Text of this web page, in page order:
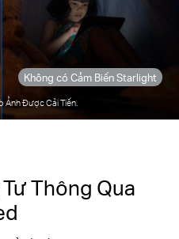
Không có Cảm Biến Starlight
Ảnh Được Cải Tiến.
Thông Qua